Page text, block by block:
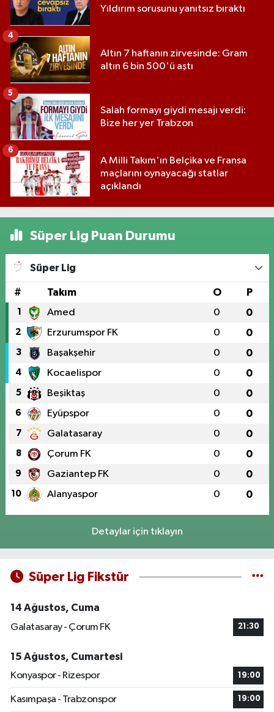
Yıldırım sorusunu yanıtsız bıraktı
Altın 7 haftanın zirvesinde: Gram
altın 6 bin 500'ü aştı
4
Salah formayı giydi mesajı verdi:
Bize her yer Trabzon
5
A Milli Takım'ın Belçika ve Fransa
maçlarını oynayacağı statlar
açıklandı
6
Süper Lig Puan Durumu
Süper Lig
# Takım O P
1 Amed 0 0
2 Erzurumspor FK 0 0
3 Başakşehir 0 0
4 Kocaelispor 0 0
5 Beşiktaş 0 0
6 Eyüpspor 0 0
7 Galatasaray 0 0
8 Çorum FK 0 0
9 Gaziantep FK 0 0
10 Alanyaspor 0 0
Detaylar için tıklayın
Süper Lig Fikstür
14 Ağustos, Cuma
Galatasaray - Çorum FK
21:30
15 Ağustos, Cumartesi
Konyaspor - Rizespor
19:00
Kasımpaşa - Trabzonspor 19:00